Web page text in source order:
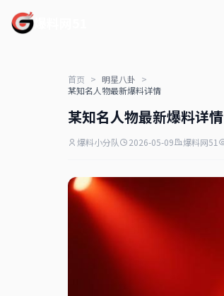
首页 > 明星八卦 >
某知名人物最新爆料详情
某知名人物最新爆料详情
爆料小分队 2026-05-09 爆料网51